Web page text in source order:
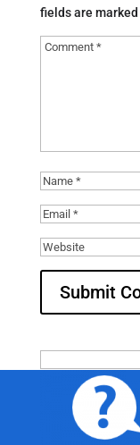
fields are marked